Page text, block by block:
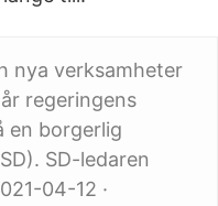
nya verksamheter
regeringens
en borgerlig
SD-ledaren
04-12 ·